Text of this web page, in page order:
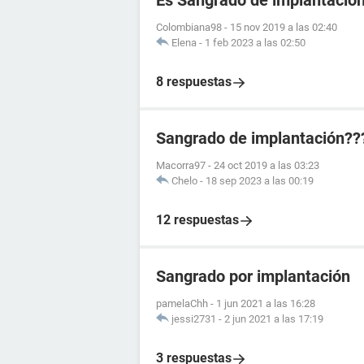
Colombiana98 - 15 nov 2019 a las 02:40
Elena - 1 feb 2023 a las 02:50
8 respuestas
Sangrado de
Macorra97 - 24 oct 2019 a las 03:23
Chelo - 18 sep 2023 a las 00:19
12 respuestas
Sangrado por implantación
pamelaChh - 1 jun 2021 a las 16:28
jessi2731 - 2 jun 2021 a las 17:19
3 respuestas